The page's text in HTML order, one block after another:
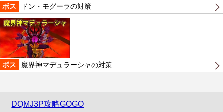
ボス ドン・モグーラの対策
ボス 魔界神マデュラーシャの対策
DQMJ3P攻略GOGO